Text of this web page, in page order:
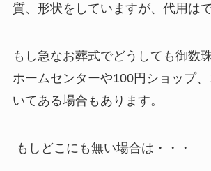
質、形状をしていますが、代用は
もし急なお葬式でどうしても御数
ホームセンターや100円ショップ
いてある場合もあります。
もしどこにも無い場合は・・・